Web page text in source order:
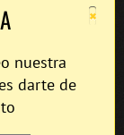
×
nuestra
darte de